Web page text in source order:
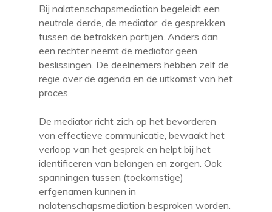
Bij nalatenschapsmediation begeleidt een
neutrale derde, de mediator, de gesprekken
tussen de betrokken partijen. Anders dan
een rechter neemt de mediator geen
beslissingen. De deelnemers hebben zelf de
regie over de agenda en de uitkomst van het
proces.
De mediator richt zich op het bevorderen
van effectieve communicatie, bewaakt het
verloop van het gesprek en helpt bij het
identificeren van belangen en zorgen. Ook
spanningen tussen (toekomstige)
erfgenamen kunnen in
nalatenschapsmediation besproken worden.